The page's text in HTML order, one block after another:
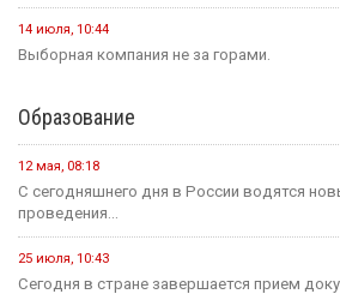
14 июля, 10:44
Выборная компания не за горами.
Образование
12 мая, 08:18
С сегодняшнего дня в России водятся
проведения...
25 июля, 10:43
Сегодня в стране завершается прием